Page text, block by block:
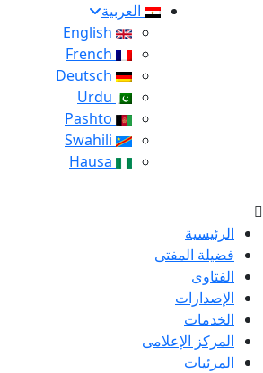
العربية
الرئيسية
فضيلة المفتى
الفتاوى
الإصدارات
الخدمات
المركز الإعلامى
المرئيات